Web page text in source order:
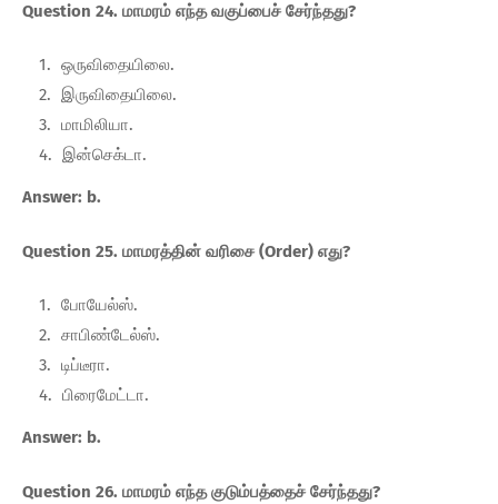
Question 24. மாமரம் எந்த வகுப்பைச் சேர்ந்தது?
ஒருவிதையிலை.
இருவிதையிலை.
மாமிலியா.
இன்செக்டா.
Answer: b.
Question 25. மாமரத்தின் வரிசை (Order) எது?
போயேல்ஸ்.
சாபிண்டேல்ஸ்.
டிப்டீரா.
பிரைமேட்டா.
Answer: b.
Question 26. மாமரம் எந்த குடும்பத்தைச் சேர்ந்தது?